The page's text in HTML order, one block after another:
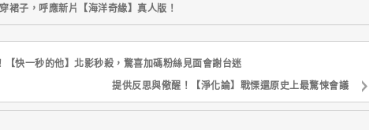
裙子，呼應新片【海洋奇緣】真人版！
【快一秒的他】北影秒殺，驚喜加碼粉絲見面會謝台迷
提供反思與儆醒！【淨化論】戰慄還原史上最驚悚會議